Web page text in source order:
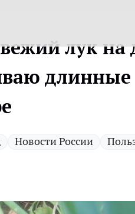
лук
длинные
Новости России